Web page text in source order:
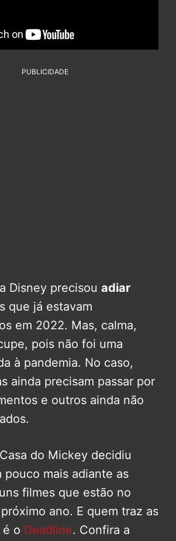
PUBLICIDADE
Disney precisou adiar
que já estavam
em 2022. Mas, calma,
pois não foi uma
à pandemia. No caso,
ainda precisam passar por
e outros ainda não
do Mickey decidiu
pouco mais adiante as
filmes que estão no
ano. E quem traz as
é o Deadline. Confira a